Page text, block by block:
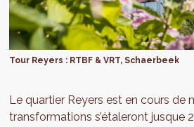
Tour Reyers : RTBF & VRT, Schaerbeek
Le quartier Reyers est en cours de
transformations s’étaleront jusque